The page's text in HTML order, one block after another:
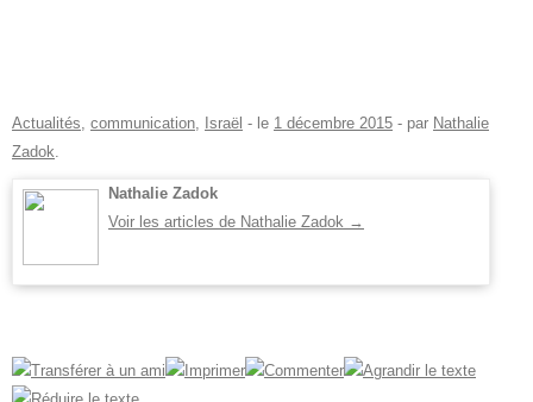
Actualités, communication, Israël - le 1 décembre 2015 - par Nathalie
Zadok.
Nathalie Zadok
Voir les articles de Nathalie Zadok →